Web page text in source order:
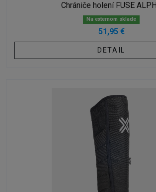
Chrániče holení FUSE
Na externom sklade
51,95 €
DETAIL